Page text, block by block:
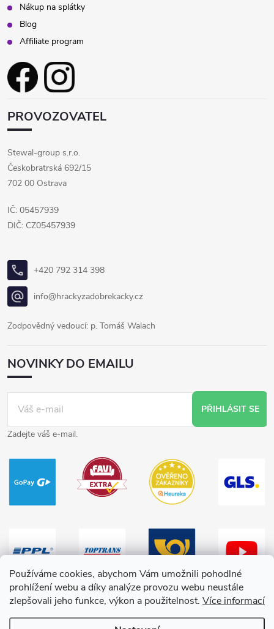
Používáme cookies, abychom Vám umožnili pohodlné
prohlížení webu a díky analýze provozu webu neustále
zlepšovali jeho funkce, výkon a použitelnost. Více informací
Nákup na splátky
Blog
Affiliate program
PROVOZOVATEL
Stewal-group s.r.o.
Českobratrská 692/15
702 00 Ostrava
IČ: 05457939
DIČ: CZ05457939
+420 792 314 398
info@hrackyzadobrekacky.cz
Zodpovědný vedoucí: p. Tomáš Walach
NOVINKY DO EMAILU
PŘIHLÁSIT SE
Zadejte váš e-mail.